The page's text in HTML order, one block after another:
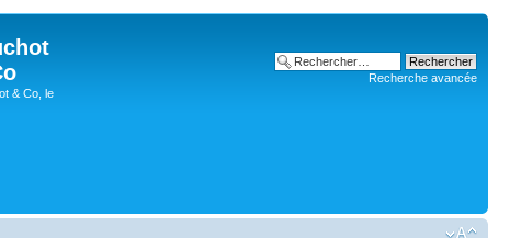
& Co, le
Recherche avancée